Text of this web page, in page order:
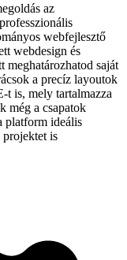
az
webfejlesztő
webdesign és
saját
a precíz layoutok
t is, mely tartalmazza
még a csapatok
platform ideális
projektet is